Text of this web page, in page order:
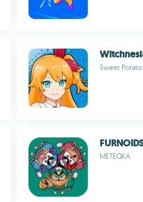
Sweet
FURNOIDS
METEQKA